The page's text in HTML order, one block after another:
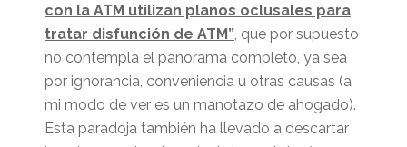
con la ATM utilizan planos oclusales para
tratar disfunción de ATM”, que por supuesto
no contempla el panorama completo, ya sea
por ignorancia, conveniencia u otras causas (a
mi modo de ver es un manotazo de ahogado).
Esta paradoja también ha llevado a descartar